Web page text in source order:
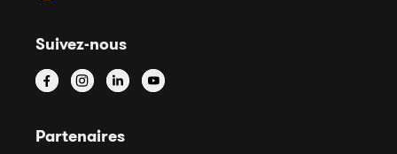
Suivez-nous
Partenaires